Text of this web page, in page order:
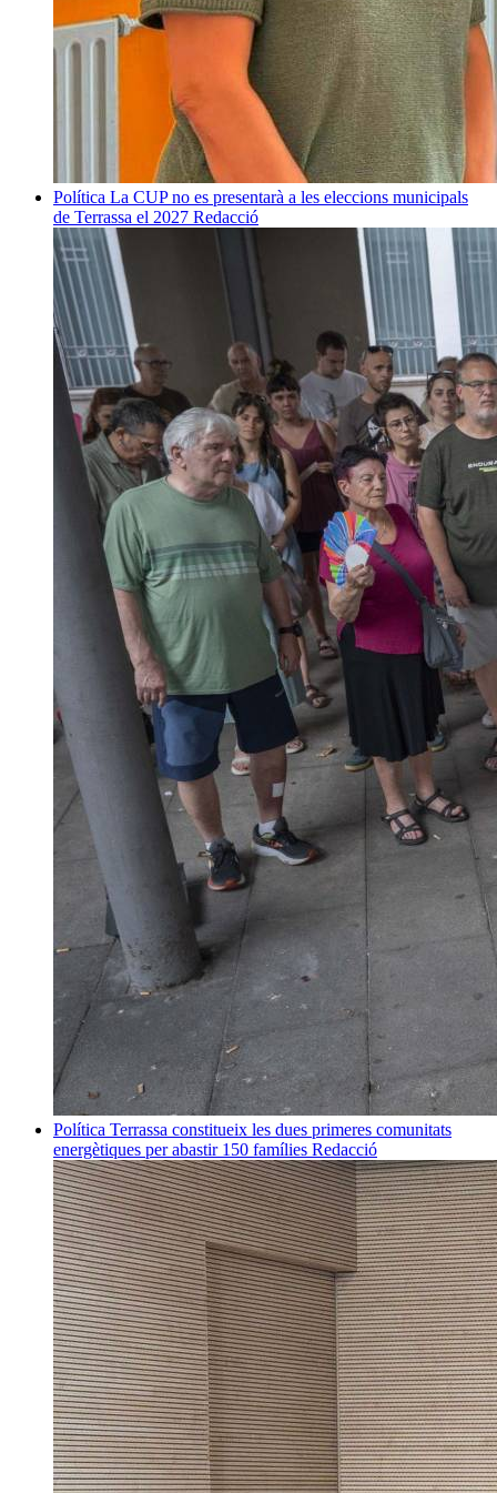
Política La CUP no es presentarà a les eleccions municipals
de Terrassa el 2027 Redacció
Política Terrassa constitueix les dues primeres comunitats
energètiques per abastir 150 famílies Redacció